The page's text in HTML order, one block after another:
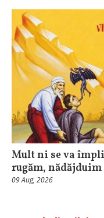
Mult ni se va
rugăm,
09 Aug, 2026